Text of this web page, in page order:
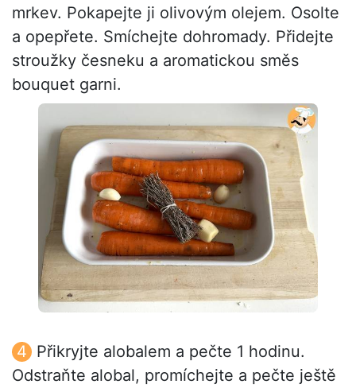
mrkev. Pokapejte ji olivovým olejem. Osolte
a opepřete. Smíchejte dohromady. Přidejte
stroužky česneku a aromatickou směs
bouquet garni.
Přikryjte alobalem a pečte 1 hodinu.
Odstraňte alobal, promíchejte a pečte ještě